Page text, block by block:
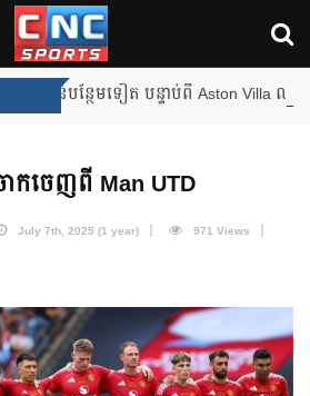
ាប់ពី Aston Villa ឈ្នះពាន Europa League
កចេញពី Man UTD
July 7th, 2025 (1 year) 971 Views